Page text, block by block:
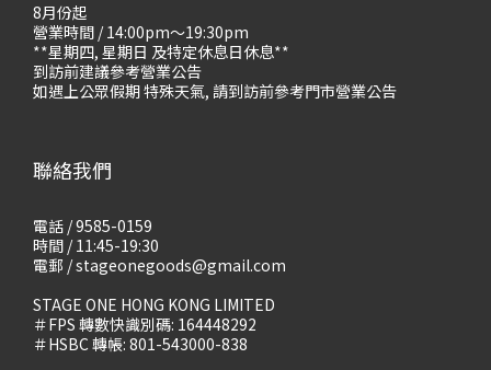
8月份起
營業時間 / 14:00pm～19:30pm
**星期四, 星期日 及特定休息日休息**
到訪前建議參考營業公告
如遇上公眾假期 特殊天氣, 請到訪前參考門市營業公告
聯絡我們
電話 / 9585-0159
時間 / 11:45-19:30
電郵 / stageonegoods@gmail.com
STAGE ONE HONG KONG LIMITED
＃FPS 轉數快識別碼: 164448292
＃HSBC 轉帳: 801-543000-838